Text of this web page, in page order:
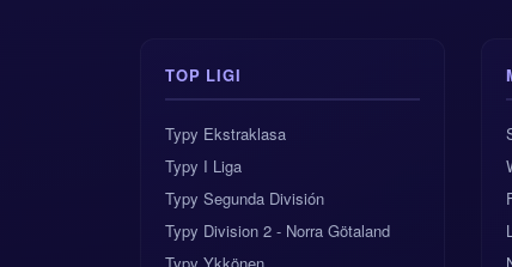
TOP LIGI
Typy Ekstraklasa
Typy I Liga
Typy Segunda División
Typy Division 2 - Norra Götaland